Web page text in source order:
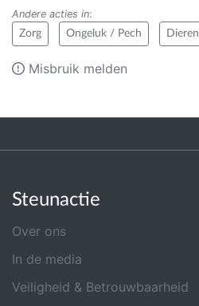
Andere acties in:
Zorg Ongeluk / Pech Dieren
Misbruik melden
Steunactie
Over ons
In de media
Veiligheid & Betrouwbaarheid